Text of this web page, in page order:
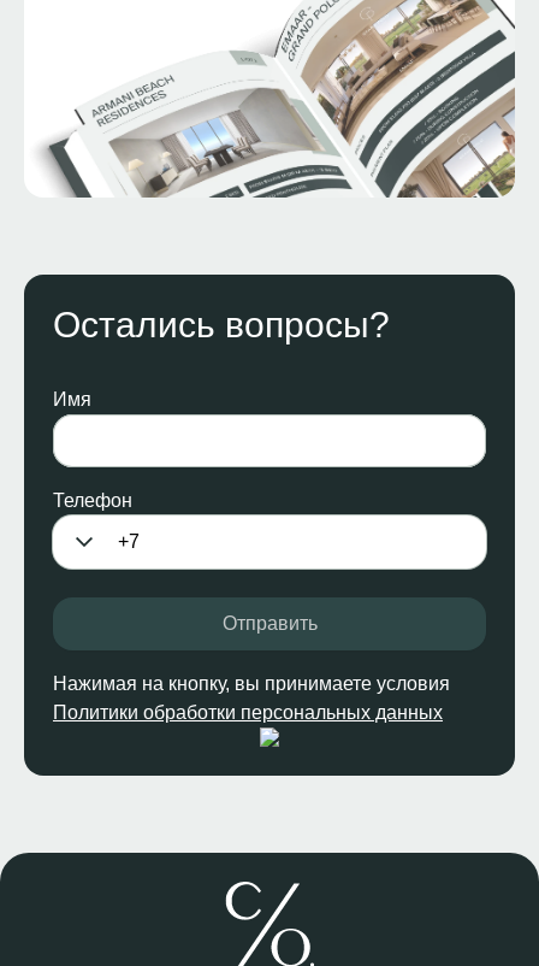
Остались вопросы?
Имя
Телефон
Отправить
Нажимая на кнопку, вы принимаете условия
Политики обработки персональных данных